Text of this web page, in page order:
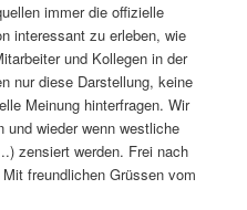
immer die offizielle
interessant zu erleben, wie
und Kollegen in der
nur diese Darstellung, keine
Meinung hinterfragen. Wir
und wieder wenn westliche
zensiert werden. Frei nach
freundlichen Grüssen vom